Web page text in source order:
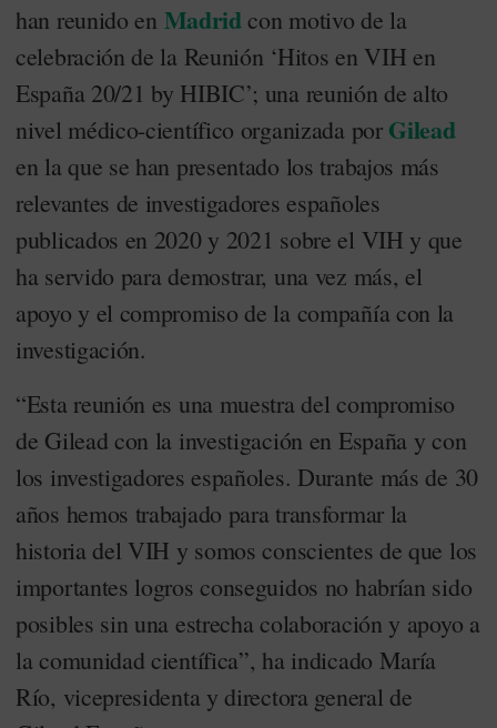
han reunido en Madridcon motivo de la
celebración de la Reunión ‘Hitos en VIH en
España 20/21 by HIBIC’; una reunión de alto
nivel médico-científico organizada por Gilead
en la que se han presentado los trabajos más
relevantes de investigadores españoles
publicados en 2020 y 2021 sobre el VIH y que
ha servido para demostrar, una vez más, el
apoyo y el compromiso de la compañía con la
investigación.
“Esta reunión es una muestra del compromiso
de Gilead con la investigación en España y con
los investigadores españoles. Durante más de 30
años hemos trabajado para transformar la
historia del VIH y somos conscientes de que los
importantes logros conseguidos no habrían sido
posibles sin una estrecha colaboración y apoyo a
la comunidad científica”, ha indicado María
Río, vicepresidenta y directora general de